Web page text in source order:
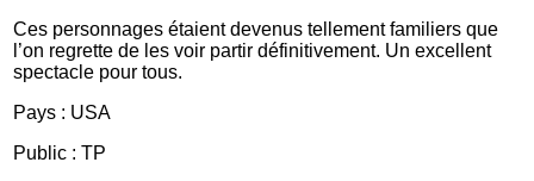
Ces personnages étaient devenus tellement familiers que
l’on regrette de les voir partir définitivement. Un excellent
spectacle pour tous.
Pays : USA
Public : TP